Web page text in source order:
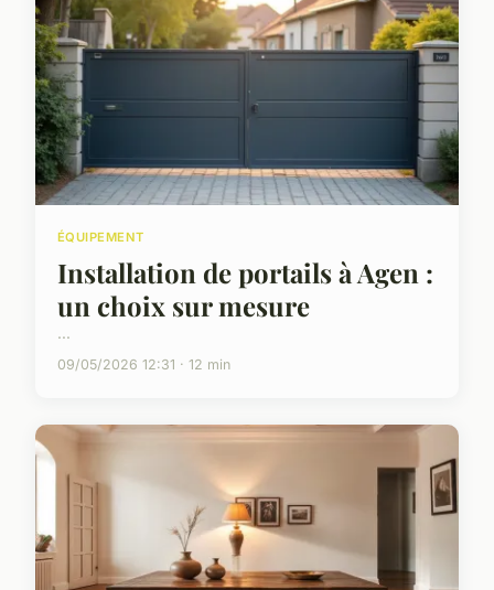
ÉQUIPEMENT
Installation de portails à Agen :
un choix sur mesure
...
09/05/2026 12:31 · 12 min